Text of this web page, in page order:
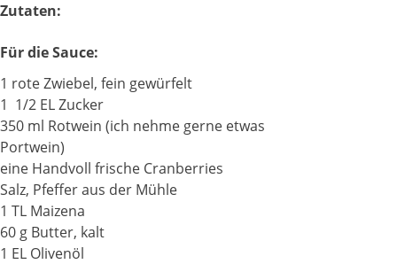
Zutaten:
Für die Sauce:
1 rote Zwiebel, fein gewürfelt
1 1/2 EL Zucker
350 ml Rotwein (ich nehme gerne etwas
Portwein)
eine Handvoll frische Cranberries
Salz, Pfeffer aus der Mühle
1 TL Maizena
60 g Butter, kalt
1 EL Olivenöl